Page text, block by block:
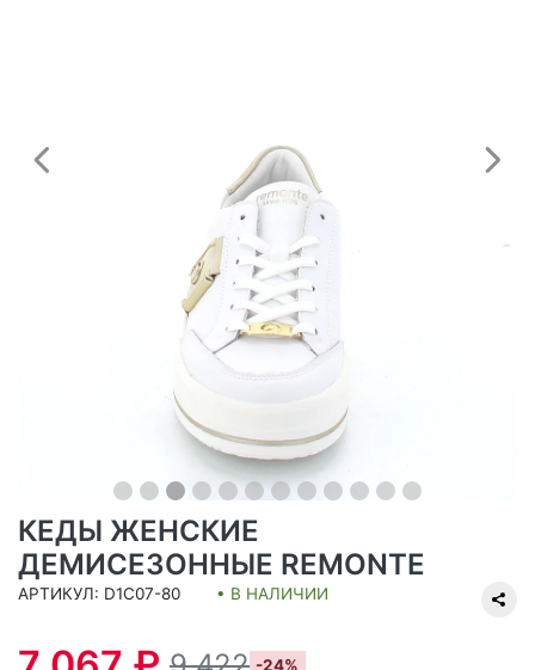
Предыдущий
КЕДЫ ЖЕНСКИЕ
ДЕМИСЕЗОННЫЕ REMONTE
АРТИКУЛ: D1C07-80 • В НАЛИЧИИ
-24%